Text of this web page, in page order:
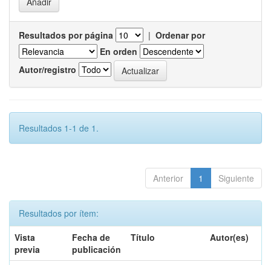
Resultados por página | Ordenar por
En orden
Autor/registro
Resultados 1-1 de 1.
Anterior 1 Siguiente
Resultados por ítem:
Vista
previa
Fecha de
publicación
Título Autor(es)